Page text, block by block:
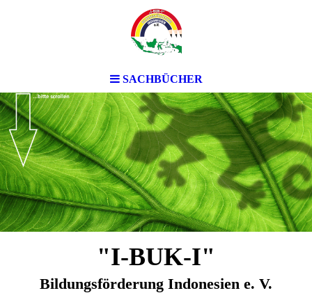
SACHBÜCHER
"I-BUK-I"
Bildungsförderung Indonesien e. V.